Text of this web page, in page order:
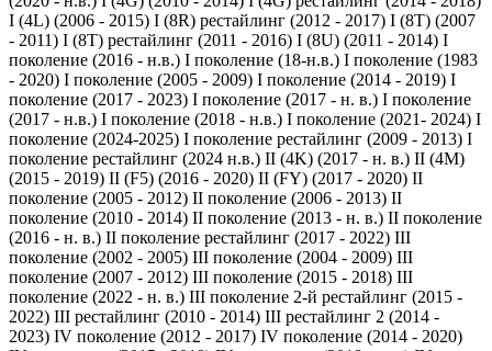
I (4L) (2006 - 2015) I (8R) рестайлинг (2012 - 2017) I (8T) (2007
- 2011) I (8T) рестайлинг (2011 - 2016) I (8U) (2011 - 2014) I
поколение (2016 - н.в.) I поколение (18-н.в.) I поколение (1983
- 2020) I поколение (2005 - 2009) I поколение (2014 - 2019) I
поколение (2017 - 2023) I поколение (2017 - н. в.) I поколение
(2017 - н.в.) I поколение (2018 - н.в.) I поколение (2021- 2024) I
поколение (2024-2025) I поколение рестайлинг (2009 - 2013) I
поколение рестайлинг (2024 н.в.) II (4K) (2017 - н. в.) II (4M)
(2015 - 2019) II (F5) (2016 - 2020) II (FY) (2017 - 2020) II
поколение (2005 - 2012) II поколение (2006 - 2013) II
поколение (2010 - 2014) II поколение (2013 - н. в.) II поколение
(2016 - н. в.) II поколение рестайлинг (2017 - 2022) III
поколение (2002 - 2005) III поколение (2004 - 2009) III
поколение (2007 - 2012) III поколение (2015 - 2018) III
поколение (2022 - н. в.) III поколение 2-й рестайлинг (2015 -
2022) III рестайлинг (2010 - 2014) III рестайлинг 2 (2014 -
2023) IV поколение (2012 - 2017) IV поколение (2014 - 2020)